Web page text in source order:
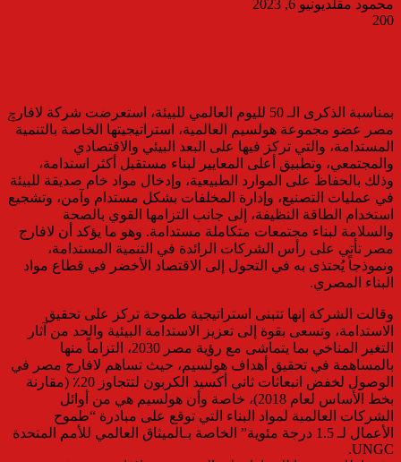
محمود مقلديونيو 6, 2023
200
بمناسبة الذكرى الـ 50 لليوم العالمي للبيئة، استعرضت شركة لافارݘ
مصر عضو مجموعة هولسيم العالمية، استراتيجيتها الخاصة بالتنمية
المستدامة، والتي تركز فيها على البعد البيئي والاقتصادي
والمجتمعي، وتطبيق أعلى المعايير لبناء مستقبل أكثر استدامة،
وذلك بالحفاظ على الموارد الطبيعية، وإدخال مواد خام صديقة للبيئة
في عمليات التصنيع، وإدارة المخلفات بشكل مستدام وآمن، وتشجيع
استخدام الطاقة النظيفة، إلى جانب التزامها القوي بالصحة
والسلامة لبناء مجتمعات متكاملة مستدامة. وهو ما يؤكد أن لافارج
مصر تأتي على رأس الشركات الرائدة في التنمية المستدامة،
ونموذجاً يُحتذى به في التحول إلى الاقتصاد الأخضر في قطاع مواد
البناء المصري.
وقالت الشركة إنها تتبنى استراتيجية طموحة تركز على تحقيق
الاستدامة، وتسعى بقوة إلى تعزيز الاستدامة البيئية والحد من آثار
التغير المناخي بما يتماشى مع رؤية مصر 2030، التزاماً منها
بالمساهمة في تحقيق أهداف هولسيم، حيث تساهم لافارج مصر في
الوصول لخفض انبعاثات ثاني أكسيد الكربون لتتجاوز 20٪ (مقارنة
بخط الأساس لعام 2018)، خاصة وأن هولسيم هي من أوائل
الشركات العالمية لمواد البناء التي توقع على مبادرة “طموح
الأعمال لـ 1.5 درجة مئوية” الخاصة بـالميثاق العالمي للأمم المتحدة
UNGC.